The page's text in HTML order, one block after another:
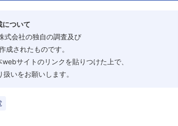
について
式会社の独自の調査及び
成されたものです。
サイトのリンクを貼りつけた上で、
いをお願いします。